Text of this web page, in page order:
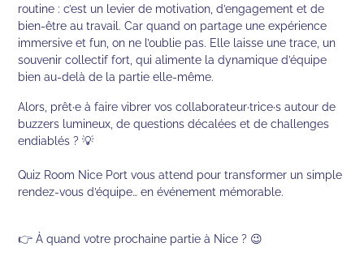
routine : c’est un levier de motivation, d’engagement et de
bien-être au travail. Car quand on partage une expérience
immersive et fun, on ne l’oublie pas. Elle laisse une trace, un
souvenir collectif fort, qui alimente la dynamique d’équipe
bien au-delà de la partie elle-même.
Alors, prêt·e à faire vibrer vos collaborateur·trice·s autour de
buzzers lumineux, de questions décalées et de challenges
endiablés ? 💡
Quiz Room Nice Port vous attend pour transformer un simple
rendez-vous d’équipe… en événement mémorable.
👉 À quand votre prochaine partie à Nice ? 😉